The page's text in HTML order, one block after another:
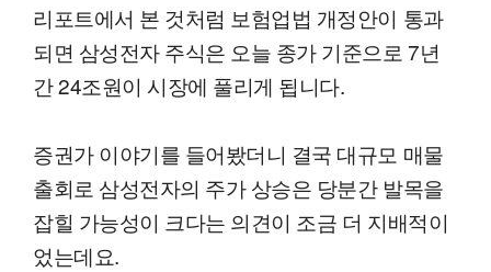
리포트에서 본 것처럼 보험업법 개정안이 통과
되면 삼성전자 주식은 오늘 종가 기준으로 7년
간 24조원이 시장에 풀리게 됩니다.
증권가 이야기를 들어봤더니 결국 대규모 매물
출회로 삼성전자의 주가 상승은 당분간 발목을
잡힐 가능성이 크다는 의견이 조금 더 지배적이
었는데요.